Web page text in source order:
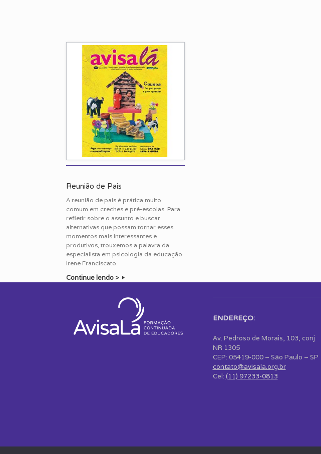
Reunião de Pais
A reunião de pais é prática muito
comum em creches e pré-escolas. Para
refletir sobre o assunto e buscar
alternativas que possam tornar esses
momentos mais interessantes e
produtivos, trouxemos a palavra da
especialista em psicologia da educação
Irene Franciscato.
Continue lendo >
ENDEREÇO:
Av. Pedroso de Morais, 103, conj
NR 1305
CEP: 05419-000 – São Paulo – SP
contato@avisala.org.br
Cel: (11) 97233-0813